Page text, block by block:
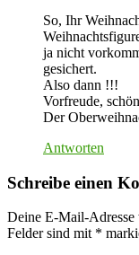
So, Ihr
ja nicht
gesichert.
Also dann !!!
Vorfreude,
Der
Antworten
Schreibe einen
Deine E-Mail-
Felder sind mit *